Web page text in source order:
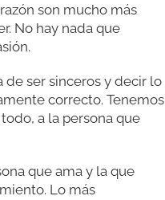
son mucho más
No hay nada que
de ser sinceros y decir lo
correcto. Tenemos
a la persona que
que ama y la que
Lo más